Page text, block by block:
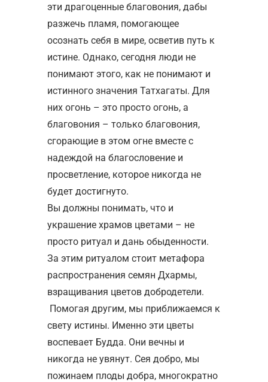
эти драгоценные благовония, дабы
разжечь пламя, помогающее
осознать себя в мире, осветив путь к
истине. Однако, сегодня люди не
понимают этого, как не понимают и
истинного значения Татхагаты. Для
них огонь – это просто огонь, а
благовония – только благовония,
сгорающие в этом огне вместе с
надеждой на благословение и
просветление, которое никогда не
будет достигнуто.
Вы должны понимать, что и
украшение храмов цветами – не
просто ритуал и дань обыденности.
За этим ритуалом стоит метафора
распространения семян Дхармы,
взращивания цветов добродетели.
Помогая другим, мы приближаемся к
свету истины. Именно эти цветы
воспевает Будда. Они вечны и
никогда не увянут. Сея добро, мы
пожинаем плоды добра, многократно